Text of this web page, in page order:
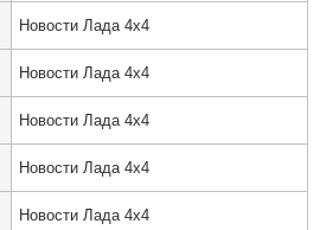
Новости Лада 4х4
Новости Лада 4х4
Новости Лада 4х4
Новости Лада 4х4
Новости Лада 4х4